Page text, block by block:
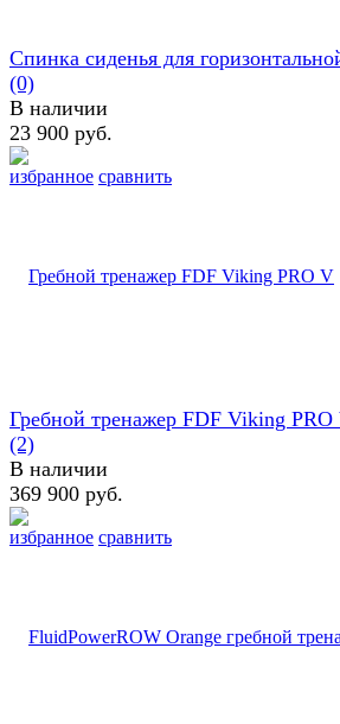
избранное сравнить
Спинка сиденья для
(0)
В наличии
23 900 руб.
избранное сравнить
Гребной тренажер FDF Viking PRO
(2)
В наличии
369 900 руб.